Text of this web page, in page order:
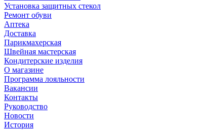
Установка защитных стекол
Ремонт обуви
Аптека
Доставка
Парикмахерская
Швейная мастерская
Кондитерские изделия
О магазине
Программа лояльности
Вакансии
Контакты
Руководство
Новости
История